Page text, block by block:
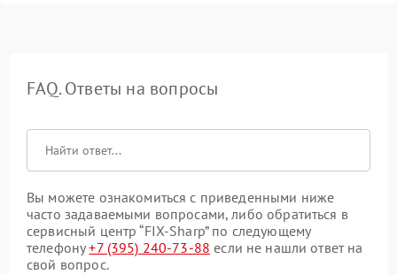
FAQ. Ответы на вопросы
Вы можете ознакомиться с приведенными ниже
часто задаваемыми вопросами, либо обратиться в
сервисный центр “FIX-Sharp” по следующему
телефону+7 (395) 240-73-88 если не нашли ответ на
свой вопрос.